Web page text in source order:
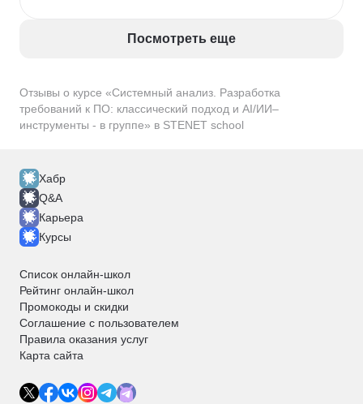
Отзывы о курсе «Системный анализ. Разработка
требований к ПО: классический подход и AI/ИИ–
инструменты - в группе» в STENET school
плюсом. На выходе завершенный оформленный
Посмотреть еще
Хабр
Q&A
Карьера
Курсы
Список онлайн-школ
Рейтинг онлайн-школ
Промокоды и скидки
Соглашение с пользователем
Правила оказания услуг
Карта сайта